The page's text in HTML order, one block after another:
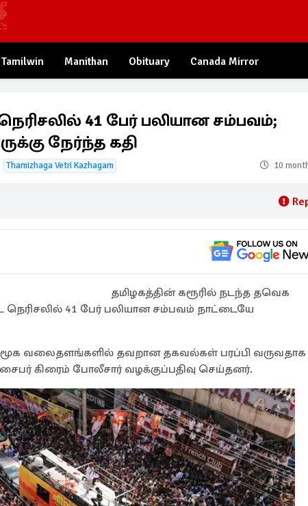
Tamilwin Manithan Obituary Canada Mirror
41 பேர் பலியான சம்பவம்;
நேர்ந்த கதி
Thamizhaga Vetri Kazhagam 10
தமிழகத்தின் கரூரில் நடந்த தவெக
நெரிசலில் 41 பேர் பலியான சம்பவம் நாட்டையே
வலைதளங்களில் தவறான தகவல்கள் பரப்பி வருவதாக
கிரைம் போலீசார் வழக்குப்பதிவு செய்தனர்.